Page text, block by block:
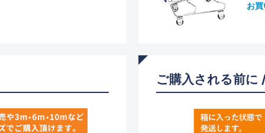
お
ご購入される前に